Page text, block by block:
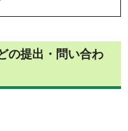
の提出・問い合わ